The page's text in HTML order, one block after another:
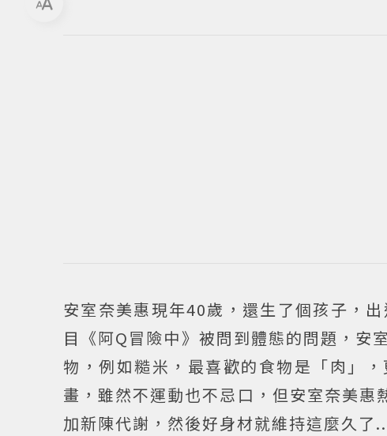
安室奈美惠現年40歲，還生了個孩子，
目《阿Q冒險中》被問到體態的問題，安
物，例如糙米，最喜歡的食物是「肉」
畫，雖然不運動也不忌口，但安室奈美
加新陳代謝，然後好身材就維持這麼久了